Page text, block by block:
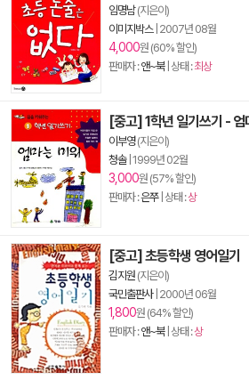
임명남(지은이)
이미지박스| 2007년 08월
4,000원 (60% 할인)
판매자 :앤~북| 상태 :최상
[중고] 1학년 일기쓰기 - 엄
이부영(지은이)
청솔| 1999년 02월
3,000원 (57% 할인)
판매자 :은쭈| 상태 :상
[중고] 초등학생 영어일기
김지원 (지은이)
국민출판사| 2000년 06월
1,800원 (64% 할인)
판매자 :앤~북| 상태 :상